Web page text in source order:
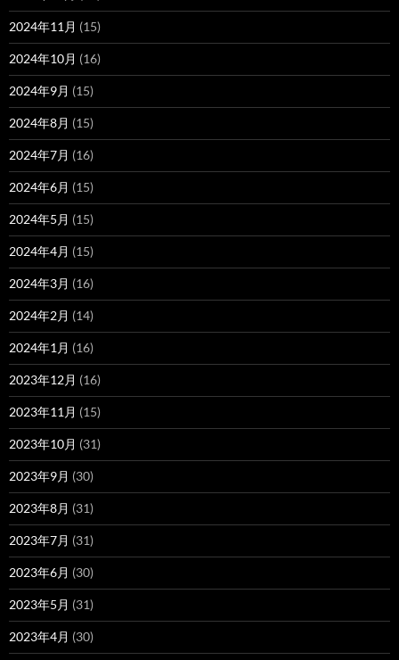
2024年11月 (15)
2024年10月 (16)
2024年9月 (15)
2024年8月 (15)
2024年7月 (16)
2024年6月 (15)
2024年5月 (15)
2024年4月 (15)
2024年3月 (16)
2024年2月 (14)
2024年1月 (16)
2023年12月 (16)
2023年11月 (15)
2023年10月 (31)
2023年9月 (30)
2023年8月 (31)
2023年7月 (31)
2023年6月 (30)
2023年5月 (31)
2023年4月 (30)